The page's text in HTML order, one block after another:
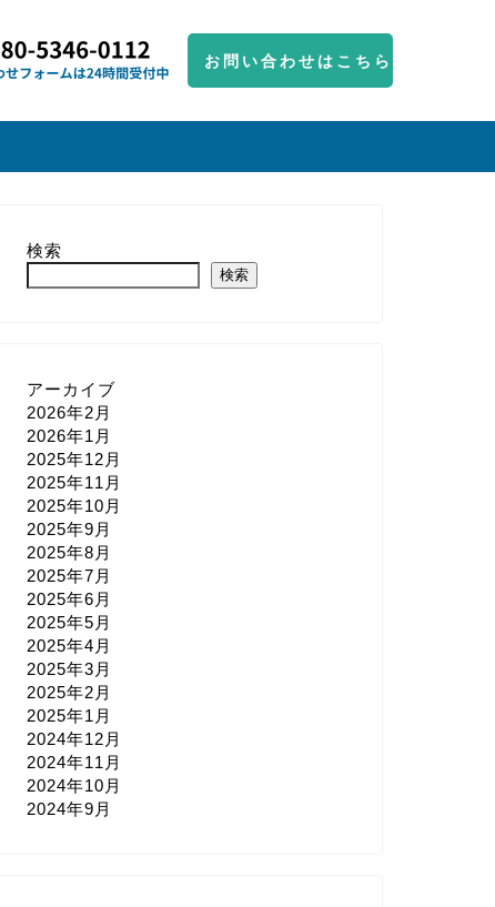
お問い合わせはこちら
検索
検索
アーカイブ
2026年2月
2026年1月
2025年12月
2025年11月
2025年10月
2025年9月
2025年8月
2025年7月
2025年6月
2025年5月
2025年4月
2025年3月
2025年2月
2025年1月
2024年12月
2024年11月
2024年10月
2024年9月